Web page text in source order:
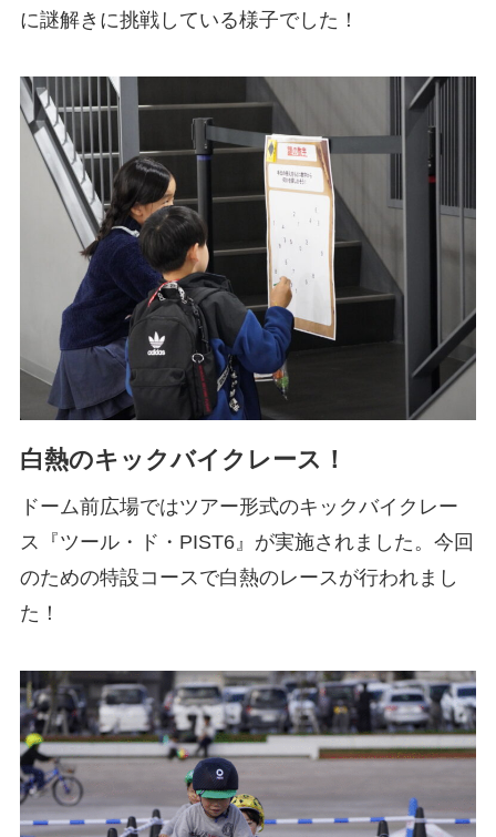
に謎解きに挑戦している様子でした！
白熱のキックバイクレース！
ドーム前広場ではツアー形式のキックバイクレー
ス『ツール・ド・PIST6』が実施されました。今回
のための特設コースで白熱のレースが行われまし
た！